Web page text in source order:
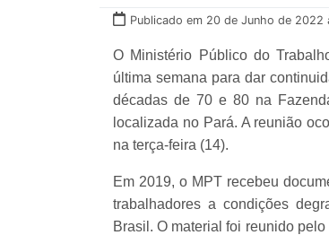
Publicado em 20 de Junho de 2022
O Ministério Público do
última semana para dar
décadas de 70 e 80 na
localizada no Pará. A reunião
na terça-feira (14).
Em 2019, o MPT recebeu
trabalhadores a condições
Brasil. O material foi reunido